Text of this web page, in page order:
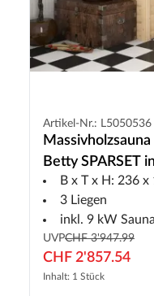
Artikel-Nr.: L5050536
Betty SPARSET
ext. Steuerung
B x T x H: 236
3 Liegen
inkl. 9 kW
UVPCHF 3'947.99
CHF 2'857.54
Inhalt: 1 Stück